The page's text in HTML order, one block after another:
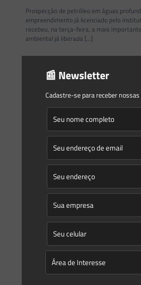
Prospecção de petróleo em águas
empreendimento já licenciado pelo
recebeu, na terça-feira, a mais
ambiental já liberada […]
Gleyse Gulinon
16/09/2014
É necessária uma moratória para
Quando se faz uma rápida busca pela
questão da exploração de gás de xisto no
nos com uma variedade de questões sendo
Saes Advogadoson
02/09/2014
A exploração de gás não convencional
Brasil e já é cercada de polêmicas. O
uma das maiores reservas desse
📰 Newsletter
Cadastre-se para receber